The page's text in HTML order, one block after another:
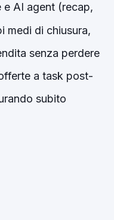
AI agent (recap,
medi di chiusura,
senza perdere
a task post-
subito